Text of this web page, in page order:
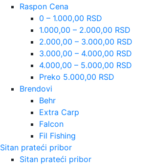
Raspon Cena
0 – 1.000,00 RSD
1.000,00 – 2.000,00 RSD
2.000,00 – 3.000,00 RSD
3.000,00 – 4.000,00 RSD
4.000,00 – 5.000,00 RSD
Preko 5.000,00 RSD
Brendovi
Behr
Extra Carp
Falcon
Fil Fishing
Sitan prateći pribor
Sitan prateći pribor